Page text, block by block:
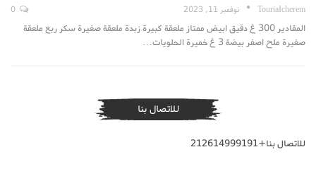
TouriaIcherem نوفمبر 11, 2023
المقادير 300 غ دقيق ابيض ممتاز ملعقة كبيرة زبدة ملعقة صغيرة سكر ربع ملعقة
صغيرة ملح اصفر بيضة 3 غ خميرة الحلويات…
للاتصال بنا
للاتصال بنا+212614999191